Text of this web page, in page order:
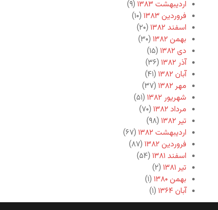
اردیبهشت ۱۳۸۳
(۹)
فروردین ۱۳۸۳
(۱۰)
اسفند ۱۳۸۲
(۲۰)
بهمن ۱۳۸۲
(۳۰)
دی ۱۳۸۲
(۱۵)
آذر ۱۳۸۲
(۳۶)
آبان ۱۳۸۲
(۴۱)
مهر ۱۳۸۲
(۳۷)
شهریور ۱۳۸۲
(۵۱)
مرداد ۱۳۸۲
(۷۰)
تیر ۱۳۸۲
(۹۸)
اردیبهشت ۱۳۸۲
(۶۷)
فروردین ۱۳۸۲
(۸۷)
اسفند ۱۳۸۱
(۵۴)
تیر ۱۳۸۱
(۲)
بهمن ۱۳۸۰
(۱)
آبان ۱۳۶۴
(۱)